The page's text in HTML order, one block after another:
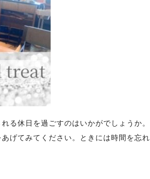
る休日を過ごすのはいかがでしょうか。
げてみてください。ときには時間を忘れ